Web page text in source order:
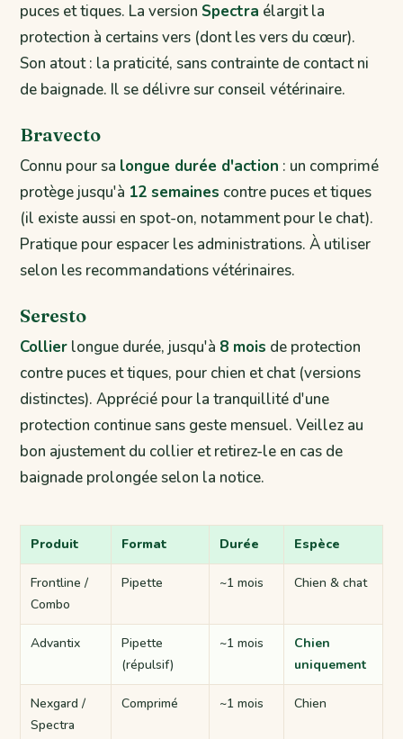
puces et tiques. La version Spectra élargit la
protection à certains vers (dont les vers du cœur).
Son atout : la praticité, sans contrainte de contact ni
de baignade. Il se délivre sur conseil vétérinaire.
Bravecto
Connu pour sa longue durée d'action : un comprimé
protège jusqu'à 12 semaines contre puces et tiques
(il existe aussi en spot-on, notamment pour le chat).
Pratique pour espacer les administrations. À utiliser
selon les recommandations vétérinaires.
Seresto
Collier longue durée, jusqu'à 8 mois de protection
contre puces et tiques, pour chien et chat (versions
distinctes). Apprécié pour la tranquillité d'une
protection continue sans geste mensuel. Veillez au
bon ajustement du collier et retirez-le en cas de
baignade prolongée selon la notice.
Produit Format Durée Espèce
Frontline /
Combo
Pipette ~1 mois Chien & chat
Advantix
Pipette
(répulsif)
~1 mois
Chien
uniquement
Nexgard /
Spectra
Comprimé ~1 mois Chien